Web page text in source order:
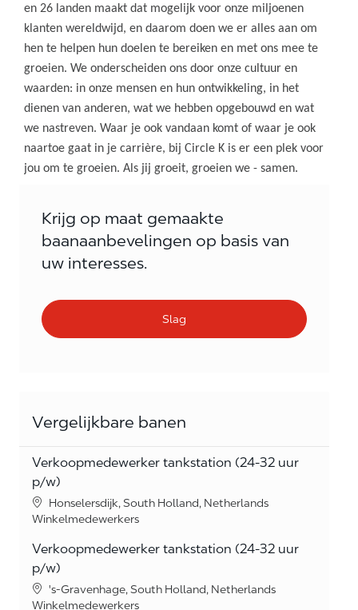
en 26 landen maakt dat mogelijk voor onze miljoenen
klanten wereldwijd, en daarom doen we er alles aan om
hen te helpen hun doelen te bereiken en met ons mee te
groeien. We onderscheiden ons door onze cultuur en
waarden: in onze mensen en hun ontwikkeling, in het
dienen van anderen, wat we hebben opgebouwd en wat
we nastreven. Waar je ook vandaan komt of waar je ook
naartoe gaat in je carrière, bij Circle K is er een plek voor
jou om te groeien. Als jij groeit, groeien we - samen.
Krijg op maat gemaakte
baanaanbevelingen op basis van
uw interesses.
Slag
Vergelijkbare banen
Verkoopmedewerker tankstation (24-32 uur
p/w)
Location
Honselersdijk, South Holland, Netherlands
Category
Winkelmedewerkers
Verkoopmedewerker tankstation (24-32 uur
p/w)
Location
's-Gravenhage, South Holland, Netherlands
Category
Winkelmedewerkers